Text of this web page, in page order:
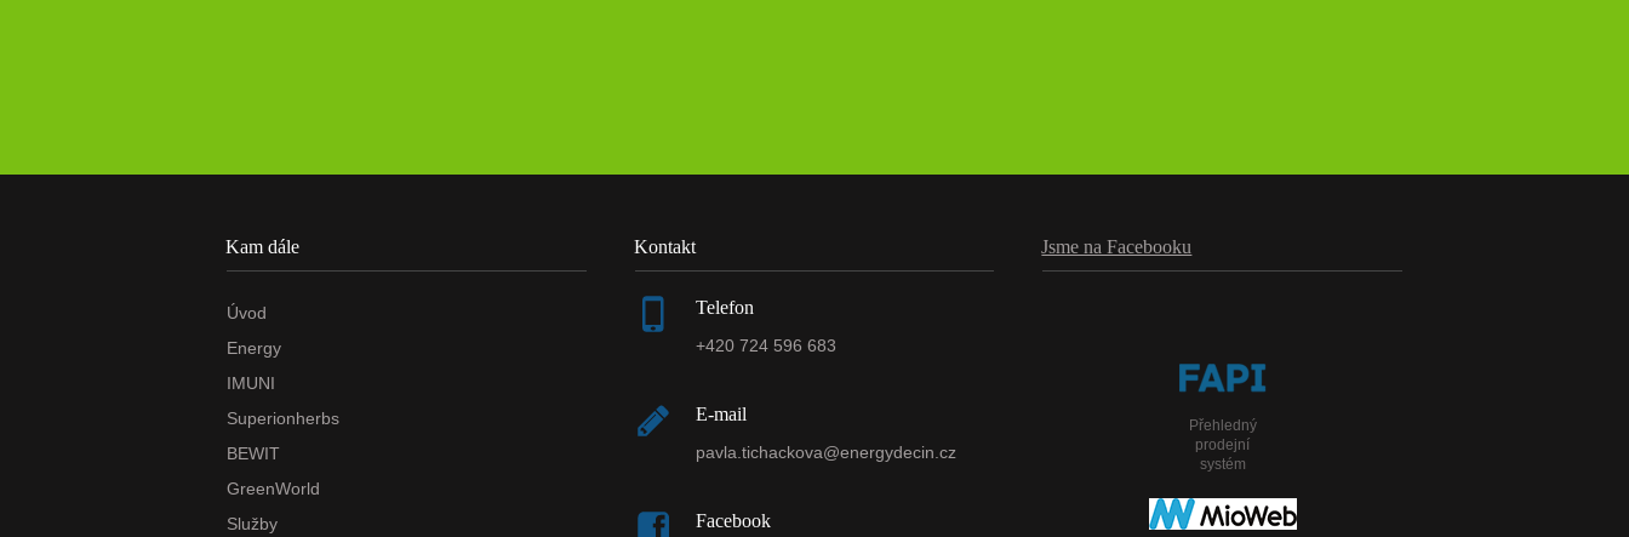
Kam dále
Úvod
Energy
IMUNI
Superionherbs
BEWIT
GreenWorld
Služby
Kontakt
Telefon
+420 724 596 683
E-mail
pavla.tichackova@energydecin.cz
Facebook
Jsme na Facebooku
Přehledný
prodejní
systém